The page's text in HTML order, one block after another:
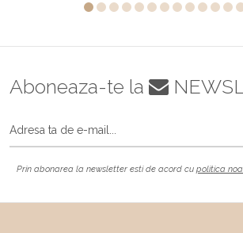
Aboneaza-te la
Prin abonarea la newsletter esti de acord cu politica